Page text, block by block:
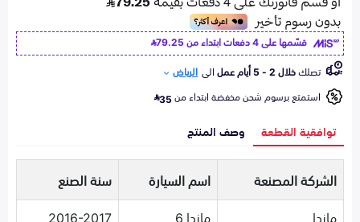
قسّمها على 4 دفعات ابتداء من
79.25
تصلكخلال 2 - 5 أيام عمل الى الرياض
استمتع برسوم شحن مخفضة ابتداء من35
توافقية القطعة وصف المنتج
الشركة المصنعة اسم السيارة
سنة الصنع
مازدا
مازدا 6 2016-2017